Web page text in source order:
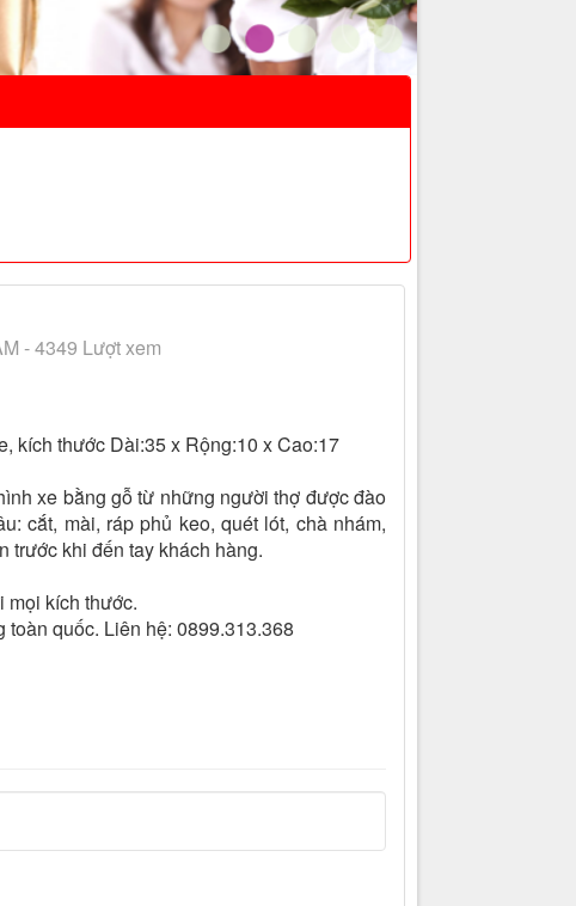
- 4349 Lượt xem
kích thước Dài:35 x Rộng:10 x Cao:17
xe bằng gỗ từ những người thợ được đào
cắt, mài, ráp phủ keo, quét lót, chà nhám,
trước khi đến tay khách hàng.
mọi kích thước.
quốc. Liên hệ: 0899.313.368